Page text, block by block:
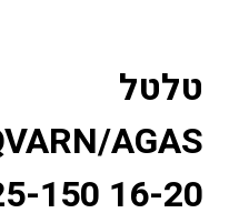
טלטל
AGAS
150 16-20